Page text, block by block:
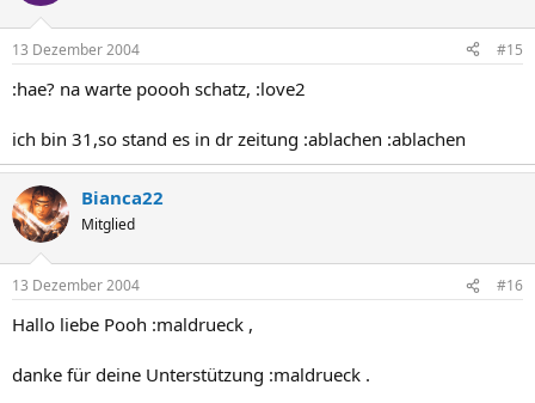
13 Dezember 2004 #15
:hae? na warte poooh schatz, :love2
ich bin 31,so stand es in dr zeitung :ablachen :ablachen
Bianca22
Mitglied
13 Dezember 2004 #16
Hallo liebe Pooh :maldrueck ,
danke für deine Unterstützung :maldrueck .